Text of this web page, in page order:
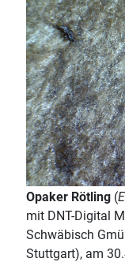
Opaker Rötling (
mit DNT-Digital
Schwäbisch
Stuttgart), am